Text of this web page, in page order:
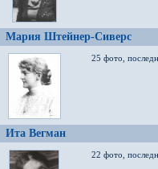
Мария Штейнер-Сиверс
25 фото,
Ита Вегман
22 фото,